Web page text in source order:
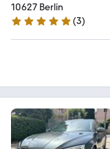
10627 Berlin
5 Sterne
(3)